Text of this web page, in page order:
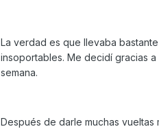
La verdad es que llevaba
insoportables. Me decidí gracias a
semana.
Después de darle muchas